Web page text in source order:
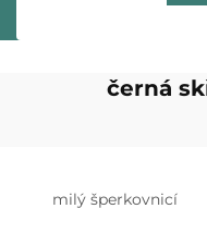
černá
milý šperkovnicí